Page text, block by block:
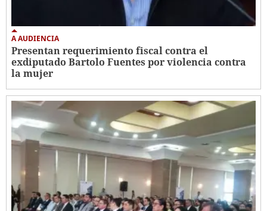
A AUDIENCIA
Presentan requerimiento fiscal contra el
exdiputado Bartolo Fuentes por violencia contra
la mujer